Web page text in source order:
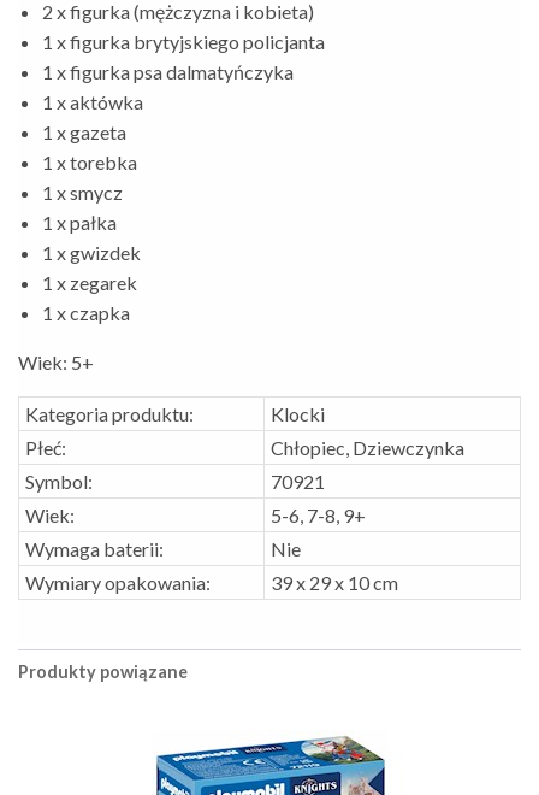
2 x figurka (mężczyzna i kobieta)
1 x figurka brytyjskiego policjanta
1 x figurka psa dalmatyńczyka
1 x aktówka
1 x gazeta
1 x torebka
1 x smycz
1 x pałka
1 x gwizdek
1 x zegarek
1 x czapka
Wiek: 5+
Kategoria produktu:
Klocki
Płeć:
Chłopiec, Dziewczynka
Symbol:
70921
Wiek:
5-6, 7-8, 9+
Wymaga baterii:
Nie
Wymiary opakowania:
39 x 29 x 10 cm
Produkty powiązane